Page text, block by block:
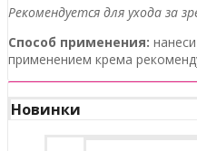
Рекомендуется для ухода за
Способ применения:
применением крема
Новинки